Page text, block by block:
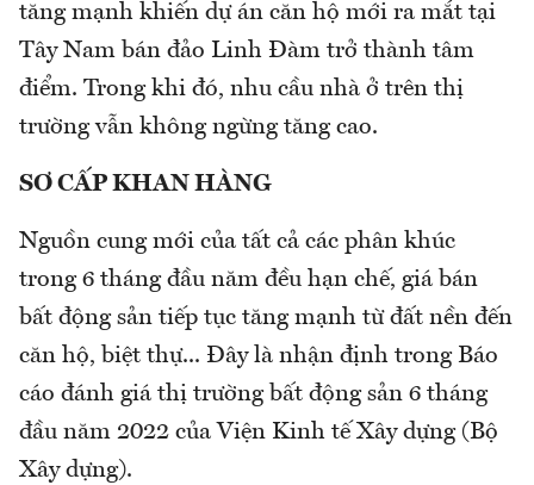
tăng mạnh khiến dự án căn hộ mới ra mắt tại
Tây Nam bán đảo Linh Đàm trở thành tâm
điểm. Trong khi đó, nhu cầu nhà ở trên thị
trường vẫn không ngừng tăng cao.
SƠ CẤP KHAN HÀNG
Nguồn cung mới của tất cả các phân khúc
trong 6 tháng đầu năm đều hạn chế, giá bán
bất động sản tiếp tục tăng mạnh từ đất nền đến
căn hộ, biệt thự... Đây là nhận định trong Báo
cáo đánh giá thị trường bất động sản 6 tháng
đầu năm 2022 của Viện Kinh tế Xây dựng (Bộ
Xây dựng).